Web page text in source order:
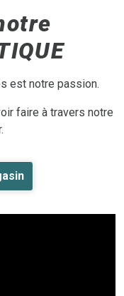
est notre passion.
faire à travers notre